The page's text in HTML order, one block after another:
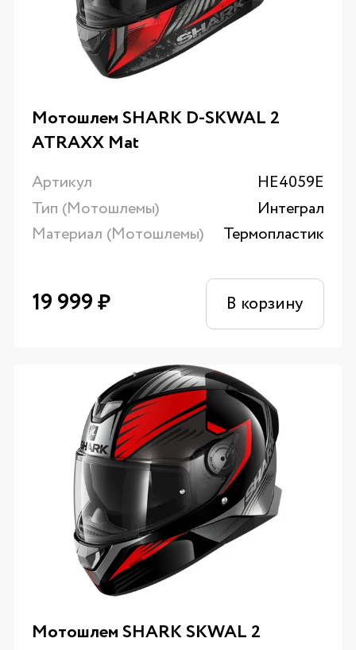
Мотошлем SHARK D-SKWAL 2
ATRAXX Mat
Артикул
HE4059E
Тип (Мотошлемы)
Интеграл
Материал (Мотошлемы)
Термопластик
19 999₽ В корзину
Мотошлем SHARK SKWAL 2